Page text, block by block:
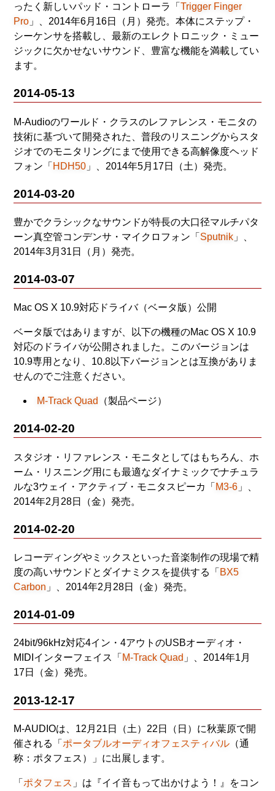
ったく新しいパッド・コントローラ「Trigger Finger
Pro 」、2014年6月16日（月）発売。本体にステップ・
シーケンサを搭載し、最新のエレクトロニック・ミュー
ジックに欠かせないサウンド、豊富な機能を満載してい
ます。
2014-05-13
M-Audioのワールド・クラスのレファレンス・モニタの
技術に基づいて開発された、普段のリスニングからスタ
ジオでのモニタリングにまで使用できる高解像度ヘッド
フォン「 HDH50 」、2014年5月17日（土）発売。
2014-03-20
豊かでクラシックなサウンドが特長の大口径マルチパタ
ーン真空管コンデンサ・マイクロフォン「Sputnik 」、
2014年3月31日（月）発売。
2014-03-07
Mac OS X 10.9対応ドライバ（ベータ版）公開
ベータ版ではありますが、以下の機種のMac OS X 10.9
対応のドライバが公開されました。このバージョンは
10.9専用となり、10.8以下バージョンとは互換がありま
せんのでご注意ください。
M-Track Quad （製品ページ）
2014-02-20
スタジオ・リファレンス・モニタとしてはもちろん、ホ
ーム・リスニング用にも最適なダイナミックでナチュラ
ルな3ウェイ・アクティブ・モニタスピーカ「 M3-6 」、
2014年2月28日（金）発売。
2014-02-20
レコーディングやミックスといった音楽制作の現場で精
度の高いサウンドとダイナミクスを提供する「 BX5
Carbon 」、2014年2月28日（金）発売。
2014-01-09
24bit/96kHz対応4イン・4アウトのUSBオーディオ・
MIDIインターフェイス「 M-Track Quad 」、2014年1月
17日（金）発売。
2013-12-17
M-AUDIOは、12月21日（土）22日（日）に秋葉原で開
催される「 ポータブルオーディオフェスティバル （通
称：ポタフェス）」に出展します。
「 ポタフェス 」は『イイ音もって出かけよう！』をコン